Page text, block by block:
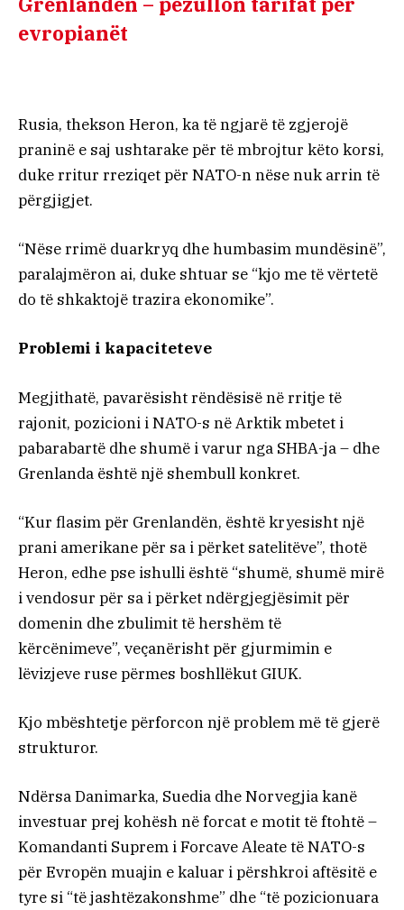
evropianët
Rusia, thekson Heron, ka të ngjarë të zgjerojë
praninë e saj ushtarake për të mbrojtur këto korsi,
duke rritur rreziqet për NATO-n nëse nuk arrin të
përgjigjet.
“Nëse rrimë duarkryq dhe humbasim mundësinë”,
paralajmëron ai, duke shtuar se “kjo me të vërtetë
do të shkaktojë trazira ekonomike”.
Problemi i kapaciteteve
Megjithatë, pavarësisht rëndësisë në rritje të
rajonit, pozicioni i NATO-s në Arktik mbetet i
pabarabartë dhe shumë i varur nga SHBA-ja – dhe
Grenlanda është një shembull konkret.
“Kur flasim për Grenlandën, është kryesisht një
prani amerikane për sa i përket satelitëve”, thotë
Heron, edhe pse ishulli është “shumë, shumë mirë
i vendosur për sa i përket ndërgjegjësimit për
domenin dhe zbulimit të hershëm të
kërcënimeve”, veçanërisht për gjurmimin e
lëvizjeve ruse përmes boshllëkut GIUK.
Kjo mbështetje përforcon një problem më të gjerë
strukturor.
Ndërsa Danimarka, Suedia dhe Norvegjia kanë
investuar prej kohësh në forcat e motit të ftohtë –
Komandanti Suprem i Forcave Aleate të NATO-s
për Evropën muajin e kaluar i përshkroi aftësitë e
tyre si “të jashtëzakonshme” dhe “të pozicionuara